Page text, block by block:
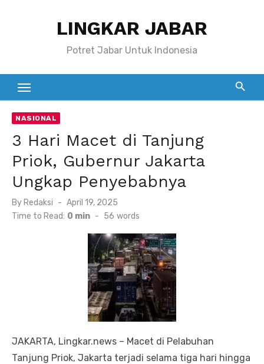
LINGKAR JABAR
Potret Jabar Untuk Indonesia
NASIONAL
3 Hari Macet di Tanjung
Priok, Gubernur Jakarta
Ungkap Penyebabnya
By Redaksi
Posted
on
April 19, 2025
Time to Read: 0 min - 56 words
JAKARTA, Lingkar.news – Macet di Pelabuhan
Tanjung Priok, Jakarta terjadi selama tiga hari hingga